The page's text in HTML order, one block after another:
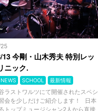
13 今剛・山木秀夫 特別レッ
ニック.
NEWS SCHOOL 最新情報
ラストワルツにて開催されたスペシ
会を少しだけご紹介します！ 日本
トップミュージシャン2人から直接